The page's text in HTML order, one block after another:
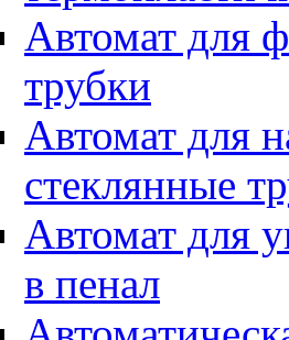
Автомат для
трубки
Автомат для
стеклянные
Автомат для
в пенал